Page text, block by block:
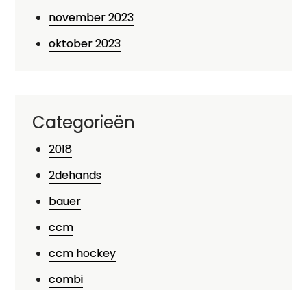
november 2023
oktober 2023
Categorieën
2018
2dehands
bauer
ccm
ccm hockey
combi